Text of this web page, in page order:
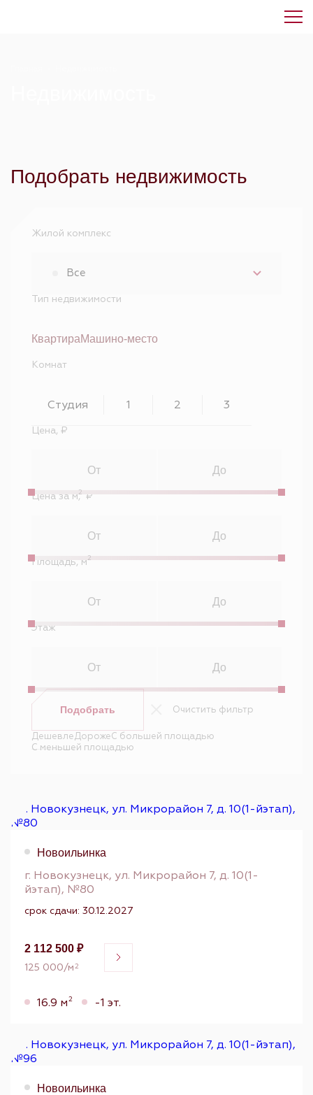
Подобрать недвижимость
Жилой комплекс
Все
Тип недвижимости
КвартираМашино-место
Комнат
Студия 1 2 3
Цена, ₽
Цена за м2
, ₽
Площадь, м2
Этаж
Подобрать Очистить фильтр
ДешевлеДорожеС большей площадью
С меньшей площадью
Новоильинка
г. Новокузнецк, ул. Микрорайон 7, д. 10(1-
йэтап), №80
срок сдачи: 30.12.2027
2 112 500 ₽
125 000/м2
16.9 м2 -1 эт.
Новоильинка